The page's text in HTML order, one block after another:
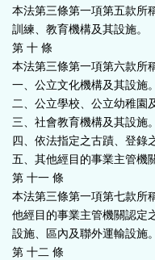
本法第三條第一項第五款所
訓練、教育機構及其設施。
第 十 條
本法第三條第一項第六款所
一、公立文化機構及其設施。
二、公立學校、公立幼稚園
三、社會教育機構及其設施
四、依法指定之古蹟、登錄
五、其他經目的事業主管機
第 十一 條
本法第三條第一項第七款所
他經目的事業主管機關認定
設施、區內及聯外運輸設施。
第 十二 條